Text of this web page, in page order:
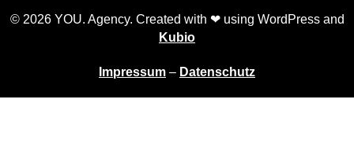
© 2026 YOU. Agency. Created with ❤ using WordPress and
Kubio
Impressum – Datenschutz